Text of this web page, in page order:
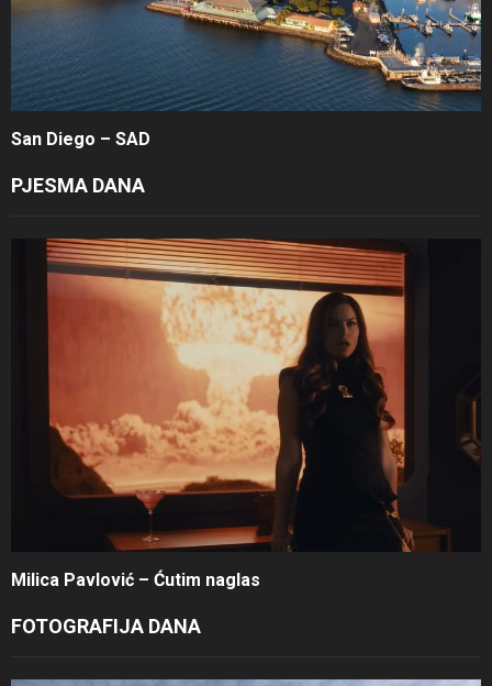
San Diego – SAD
PJESMA DANA
Milica Pavlović – Ćutim naglas
FOTOGRAFIJA DANA